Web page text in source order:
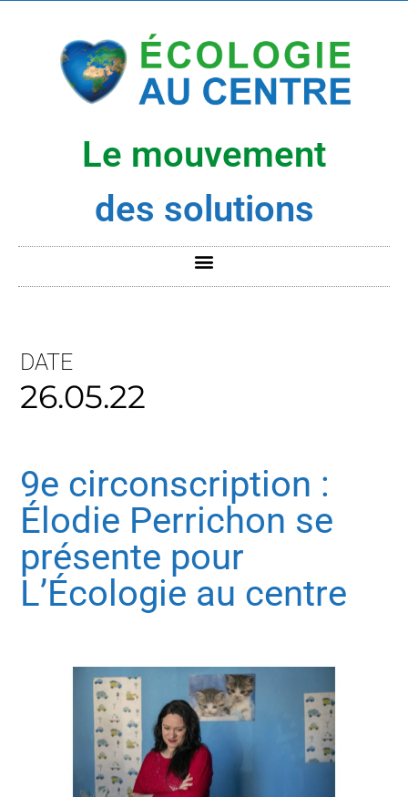
Le mouvement
des solutions
DATE
26.05.22
9e circonscription :
Élodie Perrichon se
présente pour
L’Écologie au centre